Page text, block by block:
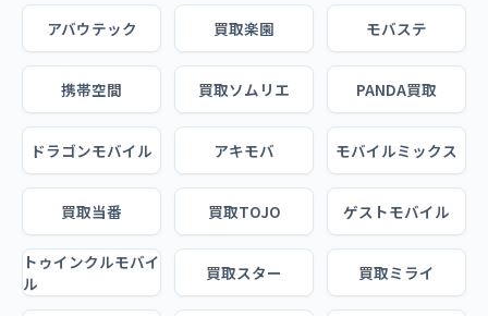
アバウテック 買取楽園 モバステ
携帯空間 買取ソムリエ PANDA買取
ドラゴンモバイル アキモバ モバイルミックス
買取当番 買取TOJO ゲストモバイル
トゥインクルモバイ
ル
買取スター 買取ミライ